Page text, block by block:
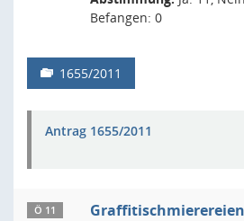
Befangen: 0
1655/2011
Antrag 1655/2011
Ö 11